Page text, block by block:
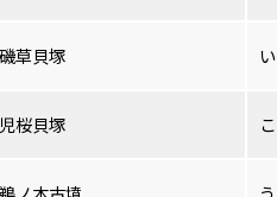
磯草貝塚
児桜貝塚